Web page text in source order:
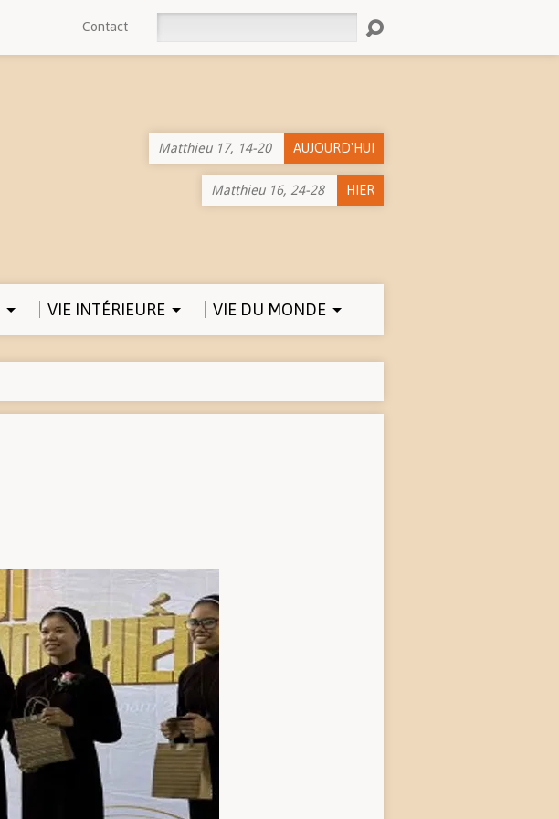
Contact
Matthieu 17, 14-20 AUJOURD'HUI
Matthieu 16, 24-28 HIER
VIE INTÉRIEURE VIE DU MONDE